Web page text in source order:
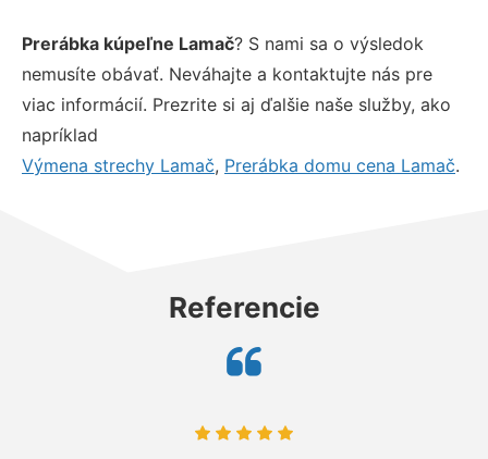
Prerábka kúpeľne Lamač? S nami sa o výsledok
nemusíte obávať. Neváhajte a kontaktujte nás pre
viac informácií. Prezrite si aj ďalšie naše služby, ako
napríklad
Výmena strechy Lamač, Prerábka domu cena Lamač.
Referencie